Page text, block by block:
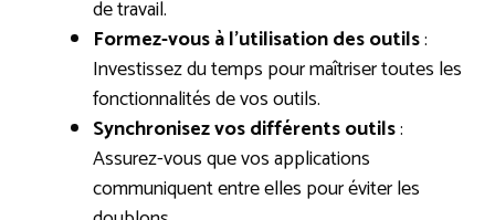
de travail.
Formez-vous à l’utilisation des outils:
Investissez du temps pour maîtriser toutes les
fonctionnalités de vos outils.
Synchronisez vos différents outils:
Assurez-vous que vos applications
communiquent entre elles pour éviter les